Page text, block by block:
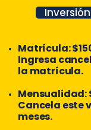
​Matrícula:
Ingresa
la matrícula.​
Mensualidad:
Cancela este
meses.​